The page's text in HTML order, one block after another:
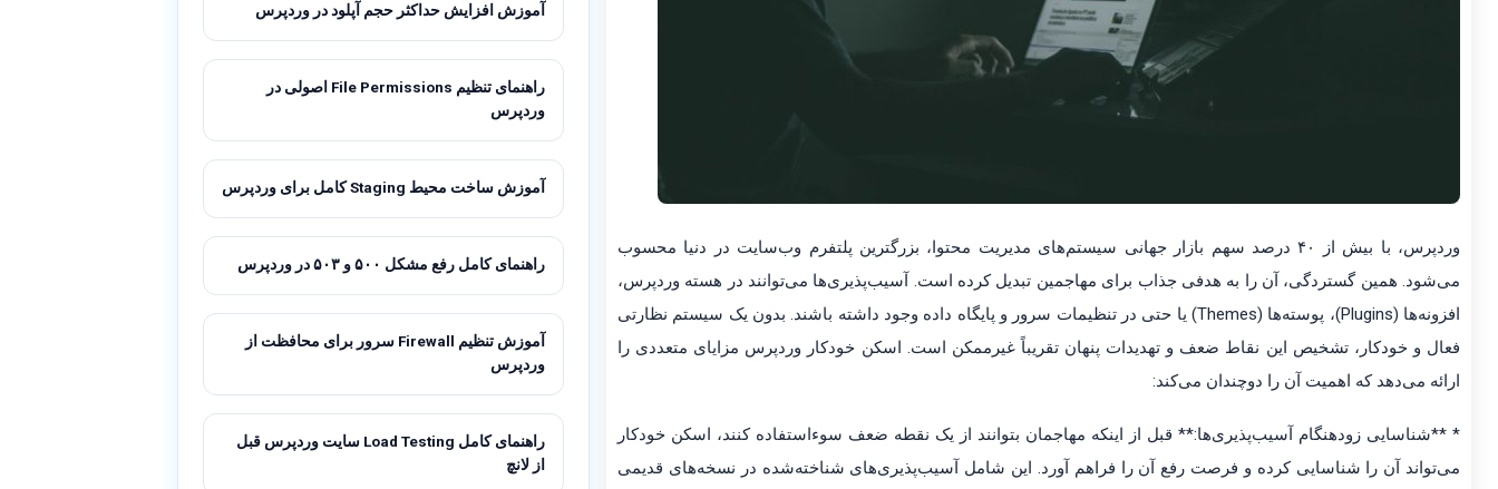
وردپرس، با بیش از ۴۰ درصد سهم بازار جهانی سیستم‌های مدیریت محتوا، بزرگترین پلتفرم وب‌سایت در دنیا محسوب
می‌شود. همین گستردگی، آن را به هدفی جذاب برای مهاجمین تبدیل کرده است. آسیب‌پذیری‌ها می‌توانند در هسته وردپرس،
افزونه‌ها (Plugins)، پوسته‌ها (Themes) یا حتی در تنظیمات سرور و پایگاه داده وجود داشته باشند. بدون یک سیستم نظارتی
فعال و خودکار، تشخیص این نقاط ضعف و تهدیدات پنهان تقریباً غیرممکن است. اسکن خودکار وردپرس مزایای متعددی را
ارائه می‌دهد که اهمیت آن را دوچندان می‌کند:
* **شناسایی زودهنگام آسیب‌پذیری‌ها:** قبل از اینکه مهاجمان بتوانند از یک نقطه ضعف سوءاستفاده کنند، اسکن خودکار
می‌تواند آن را شناسایی کرده و فرصت رفع آن را فراهم آورد. این شامل آسیب‌پذیری‌های شناخته‌شده در نسخه‌های قدیمی
آموزش افزایش حداکثر حجم آپلود در وردپرس
راهنمای تنظیم File Permissions اصولی در
وردپرس
آموزش ساخت محیط Staging کامل برای وردپرس
راهنمای کامل رفع مشکل ۵۰۰ و ۵۰۳ در وردپرس
آموزش تنظیم Firewall سرور برای محافظت از
وردپرس
راهنمای کامل Load Testing سایت وردپرس قبل
از لانچ